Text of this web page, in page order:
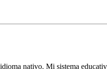
nativo. Mi sistema